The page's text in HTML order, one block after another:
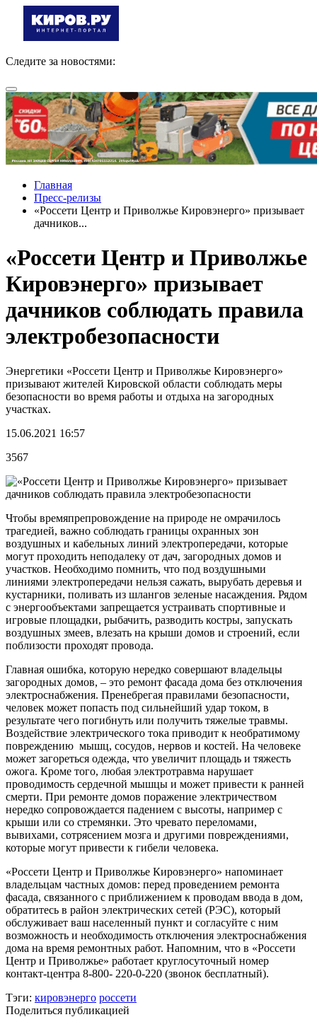
Следите за новостями:
Главная
Пресс-релизы
«Россети Центр и Приволжье Кировэнерго» призывает
дачников...
«Россети Центр и Приволжье
Кировэнерго» призывает
дачников соблюдать правила
электробезопасности
Энергетики «Россети Центр и Приволжье Кировэнерго»
призывают жителей Кировской области соблюдать меры
безопасности во время работы и отдыха на загородных
участках.
15.06.2021 16:57
3567
Чтобы времяпрепровождение на природе не омрачилось
трагедией, важно соблюдать границы охранных зон
воздушных и кабельных линий электропередачи, которые
могут проходить неподалеку от дач, загородных домов и
участков. Необходимо помнить, что под воздушными
линиями электропередачи нельзя сажать, вырубать деревья и
кустарники, поливать из шлангов зеленые насаждения. Рядом
с энергообъектами запрещается устраивать спортивные и
игровые площадки, рыбачить, разводить костры, запускать
воздушных змеев, влезать на крыши домов и строений, если
поблизости проходят провода.
Главная ошибка, которую нередко совершают владельцы
загородных домов, – это ремонт фасада дома без отключения
электроснабжения. Пренебрегая правилами безопасности,
человек может попасть под сильнейший удар током, в
результате чего погибнуть или получить тяжелые травмы.
Воздействие электрического тока приводит к необратимому
повреждению мышц, сосудов, нервов и костей. На человеке
может загореться одежда, что увеличит площадь и тяжесть
ожога. Кроме того, любая электротравма нарушает
проводимость сердечной мышцы и может привести к ранней
смерти. При ремонте домов поражение электричеством
нередко сопровождается падением с высоты, например с
крыши или со стремянки. Это чревато переломами,
вывихами, сотрясением мозга и другими повреждениями,
которые могут привести к гибели человека.
«Россети Центр и Приволжье Кировэнерго» напоминает
владельцам частных домов: перед проведением ремонта
фасада, связанного с приближением к проводам ввода в дом,
обратитесь в район электрических сетей (РЭС), который
обслуживает ваш населенный пункт и согласуйте с ним
возможность и необходимость отключения электроснабжения
дома на время ремонтных работ. Напомним, что в «Россети
Центр и Приволжье» работает круглосуточный номер
контакт-центра 8-800- 220-0-220 (звонок бесплатный).
Тэги: кировэнерго россети
Поделиться публикацией